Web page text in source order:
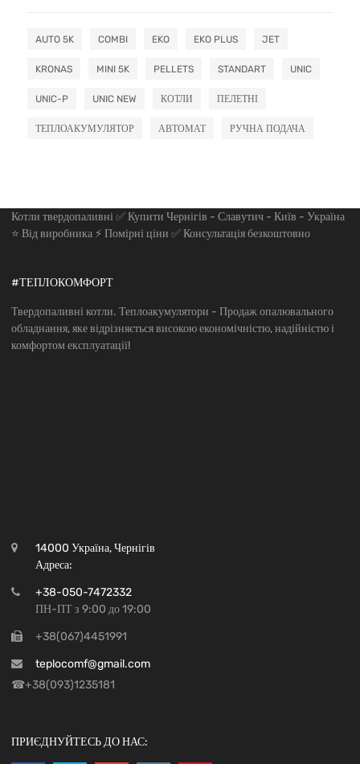
AUTO 5K COMBI EKO EKO PLUS JET
KRONAS MINI 5K PELLETS STANDART UNIC
UNIC-P UNIC NEW КОТЛИ ПЕЛЕТНІ
ТЕПЛОАКУМУЛЯТОР АВТОМАТ РУЧНА ПОДАЧА
Котли твердопаливні ✅ Купити Чернігів - Славутич - Київ - Україна
⭐ Від виробника ⚡ Помірні ціни ✅ Консультація безкоштовно
#ТЕПЛОКОМФОРТ
Твердопаливні котли. Теплоакумулятори - Продаж опалювального
обладнання, яке відрізняється високою економічністю, надійністю і
комфортом експлуатації!
14000 Україна, Чернігів
Адреса:
+38-050-7472332
ПН-ПТ з 9:00 до 19:00
+38(067)4451991
teplocomf@gmail.com
☎+38(093)1235181
ПРИЄДНУЙТЕСЬ ДО НАС: